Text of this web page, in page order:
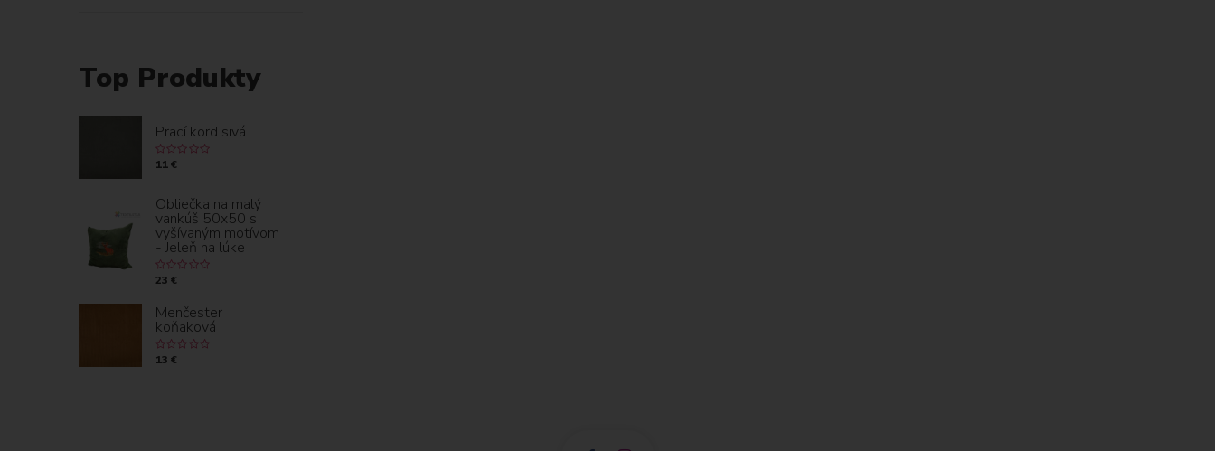
Top Produkty
Prací kord sivá
11 €
Obliečka na malý
vankúš 50x50 s
vyšívaným motívom
- Jeleň na lúke
23 €
Menčester
koňaková
13 €